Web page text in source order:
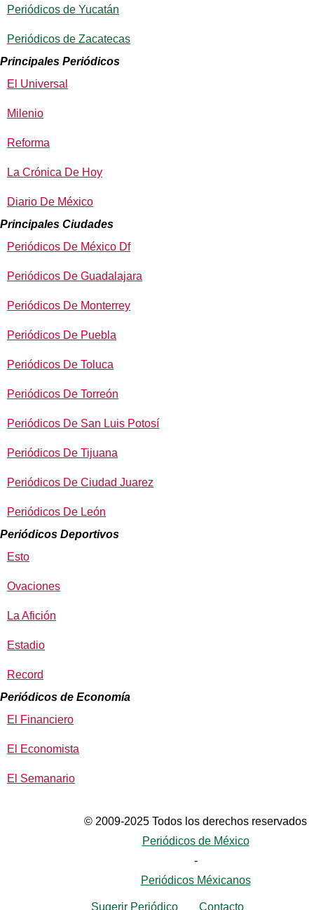
Periódicos de Yucatán
Periódicos de Zacatecas
Principales Periódicos
El Universal
Milenio
Reforma
La Crónica De Hoy
Diario De México
Principales Ciudades
Periódicos De México Df
Periódicos De Guadalajara
Periódicos De Monterrey
Periódicos De Puebla
Periódicos De Toluca
Periódicos De Torreón
Periódicos De San Luis Potosí
Periódicos De Tijuana
Periódicos De Ciudad Juarez
Periódicos De León
Periódicos Deportivos
Esto
Ovaciones
La Afición
Estadio
Record
Periódicos de Economía
El Financiero
El Economista
El Semanario
© 2009-2025 Todos los derechos reservados
Periódicos de México
-
Periódicos Méxicanos
Sugerir Periódico Contacto